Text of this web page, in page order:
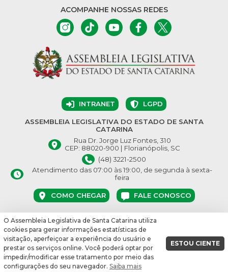
ACOMPANHE NOSSAS REDES
INTRANET LGPD
ASSEMBLEIA LEGISLATIVA DO ESTADO DE SANTA
CATARINA
Rua Dr. Jorge Luz Fontes, 310
CEP: 88020-900 | Florianópolis, SC
(48) 3221-2500
Atendimento das 07:00 às 19:00, de segunda à sexta-
feira
COMO CHEGAR FALE CONOSCO
© Assembleia Legislativa do Estado de Santa Catarina 2026.
Desenvolvido por:
vbuild 17609
O Assembleia Legislativa de Santa Catarina utiliza
cookies para gerar informações estatísticas de
visitação, aperfeiçoar a experiência do usuário e
prestar os serviços online. Você poderá optar por
impedir/modificar esse tratamento por meio das
configurações do seu navegador. Saiba mais
ESTOU CIENTE